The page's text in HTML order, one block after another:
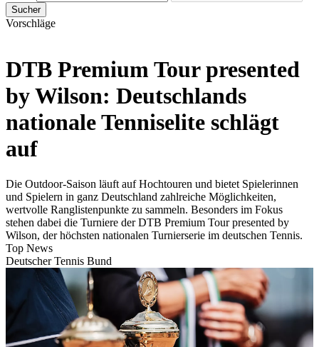
Sucher
Vorschläge
DTB Premium Tour presented
by Wilson: Deutschlands
nationale Tenniselite schlägt
auf
Die Outdoor-Saison läuft auf Hochtouren und bietet Spielerinnen
und Spielern in ganz Deutschland zahlreiche Möglichkeiten,
wertvolle Ranglistenpunkte zu sammeln. Besonders im Fokus
stehen dabei die Turniere der DTB Premium Tour presented by
Wilson, der höchsten nationalen Turnierserie im deutschen Tennis.
Top News
Deutscher Tennis Bund